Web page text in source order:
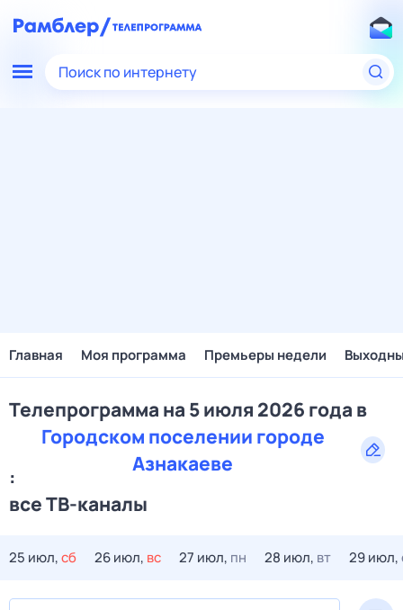
Поиск по интернету
Главная Моя программа Премьеры недели
Телепрограмма на 5 июля 2026 года в
Городском поселении городе
Азнакаеве
:
все ТВ-каналы
25 июл,сб 26 июл, вс 27 июл, пн 28 июл, вт 29 июл,